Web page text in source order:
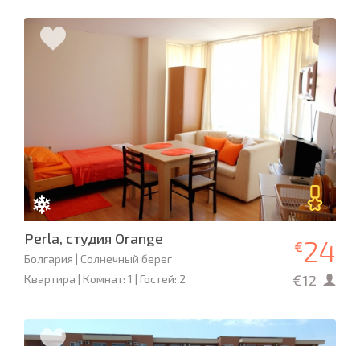
Perla, студия Orange
Болгария | Солнечный берег
Квартира | Комнат: 1 | Гостей: 2
€24
€12